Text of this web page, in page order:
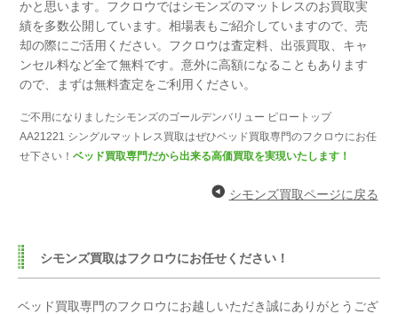
かと思います。 フクロウではシモンズのマットレスのお買取実
績を多数公開しています。相場表もご紹介していますので、売
却の際にご活用ください。 フクロウは査定料、出張買取、キャ
ンセル料など全て無料です。意外に高額になることもあります
ので、まずは無料査定をご利用ください。
ご不用になりましたシモンズのゴールデンバリュー ピロートップ
AA21221 シングルマットレス買取はぜひベッド買取専門のフクロウにお任
せ下さい！ベッド買取専門だから出来る高価買取を実現いたします！
シモンズ買取ページに戻る
シモンズ買取はフクロウにお任せください！
ベッド買取専門のフクロウにお越しいただき誠にありがとうござ